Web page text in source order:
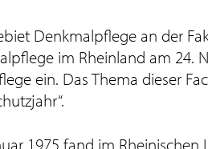
Denkmalpflege an der
im Rheinland am 24.
ein. Das Thema dieser
1975 fand im